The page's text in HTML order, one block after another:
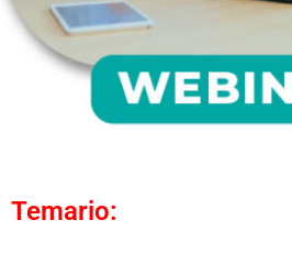
Temario: